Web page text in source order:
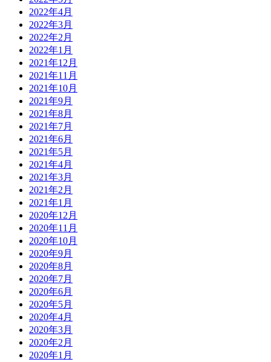
2022年4月
2022年3月
2022年2月
2022年1月
2021年12月
2021年11月
2021年10月
2021年9月
2021年8月
2021年7月
2021年6月
2021年5月
2021年4月
2021年3月
2021年2月
2021年1月
2020年12月
2020年11月
2020年10月
2020年9月
2020年8月
2020年7月
2020年6月
2020年5月
2020年4月
2020年3月
2020年2月
2020年1月